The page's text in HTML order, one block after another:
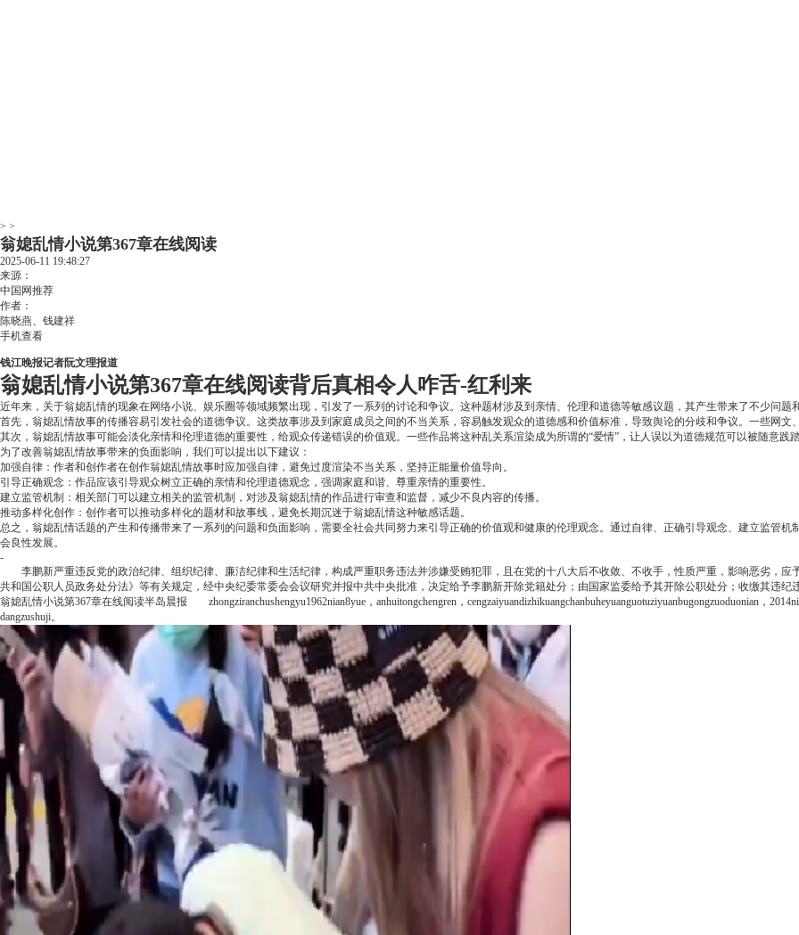
> >
翁媳乱情小说第367章在线阅读
2025-06-11 19:48:27
来源：
中国网推荐
作者：
陈晓燕、钱建祥
手机查看
钱江晚报记者阮文理报道
翁媳乱情小说第367章在线阅读背后真相令人咋舌-红利来
近年来，关于翁媳乱情的现象在网络小说、娱乐圈等领域频繁出现，引发了一系列的讨论和争议。这种题材涉及到亲情、伦理和道德等敏感议题，其产生带来了不少问
首先，翁媳乱情故事的传播容易引发社会的道德争议。这类故事涉及到家庭成员之间的不当关系，容易触发观众的道德感和价值标准，导致舆论的分歧和争议。一些网
其次，翁媳乱情故事可能会淡化亲情和伦理道德的重要性，给观众传递错误的价值观。一些作品将这种乱关系渲染成为所谓的“爱情”，让人误以为道德规范可以被随意践
为了改善翁媳乱情故事带来的负面影响，我们可以提出以下建议：
加强自律：作者和创作者在创作翁媳乱情故事时应加强自律，避免过度渲染不当关系，坚持正能量价值导向。
引导正确观念：作品应该引导观众树立正确的亲情和伦理道德观念，强调家庭和谐、尊重亲情的重要性。
建立监管机制：相关部门可以建立相关的监管机制，对涉及翁媳乱情的作品进行审查和监督，减少不良内容的传播。
推动多样化创作：创作者可以推动多样化的题材和故事线，避免长期沉迷于翁媳乱情这种敏感话题。
总之，翁媳乱情话题的产生和传播带来了一系列的问题和负面影响，需要全社会共同努力来引导正确的价值观和健康的伦理观念。通过自律、正确引导观念、建立监管
会良性发展。
-
李鹏新严重违反党的政治纪律、组织纪律、廉洁纪律和生活纪律，构成严重职务违法并涉嫌受贿犯罪，且在党的十八大后不收敛、不收手，性质严重，影响恶劣，应
共和国公职人员政务处分法》等有关规定，经中央纪委常委会会议研究并报中共中央批准，决定给予李鹏新开除党籍处分；由国家监委给予其开除公职处分；收缴其违
翁媳乱情小说第367章在线阅读半岛晨报 zhongziranchushengyu1962nian8yue，anhuitongchengren，cengzaiyuandizhikuangchanbuheyuanguotuziyuanbugongzuoduonian，
dangzushuji。